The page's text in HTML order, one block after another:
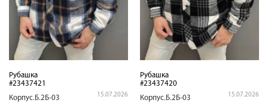
Рубашка
#23437421
Корпус.Б.2Б-03
15.07.2026
Рубашка
#23437420
Корпус.Б.2Б-03
15.07.2026